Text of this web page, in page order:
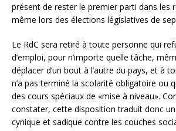
présent de rester le premier parti dans les
même lors des élections législatives de
Le RdC sera retiré à toute personne qui
d’emploi, pour n’importe quelle tâche,
déplacer d’un bout à l’autre du pays, et à
n’a pas terminé la scolarité obligatoire ou
des cours spéciaux de «mise à niveau».
constater, cette disposition traduit donc
cynique et sadique contre les couches